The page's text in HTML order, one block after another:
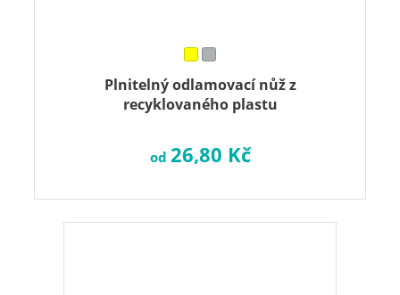
Plnitelný odlamovací nůž z
recyklovaného plastu
od 26,80 Kč